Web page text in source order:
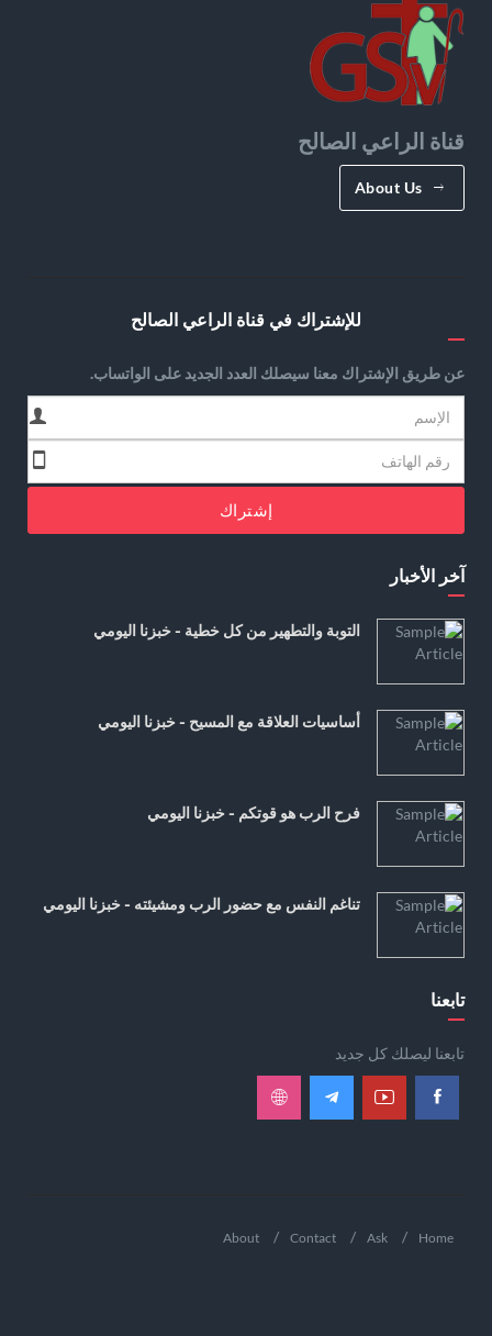
قناة الراعي الصالح
About Us
للإشتراك في قناة الراعي الصالح
عن طريق الإشتراك معنا سيصلك العدد الجديد على الواتساب.
إشتراك
آخر الأخبار
التوبة والتطهير من كل خطية - خبزنا اليومي
أساسيات العلاقة مع المسيح - خبزنا اليومي
فرح الرب هو قوتكم - خبزنا اليومي
تناغم النفس مع حضور الرب ومشيئته - خبزنا اليومي
تابعنا
تابعنا ليصلك كل جديد
Home
Ask
Contact
About